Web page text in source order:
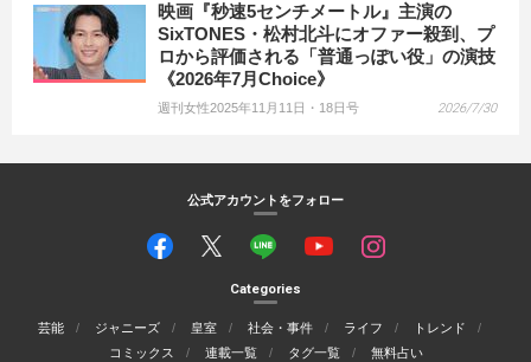
映画『秒速5センチメートル』主演の
SixTONES・松村北斗にオファー殺到、プ
ロから評価される「普通っぽい役」の演技
《2026年7月Choice》
週刊女性2025年11月11日・18日号 2026/7/30
公式アカウントをフォロー
Categories
芸能 ジャニーズ 皇室 社会・事件 ライフ
トレンド
コミックス
連載一覧 タグ一覧 無料占い